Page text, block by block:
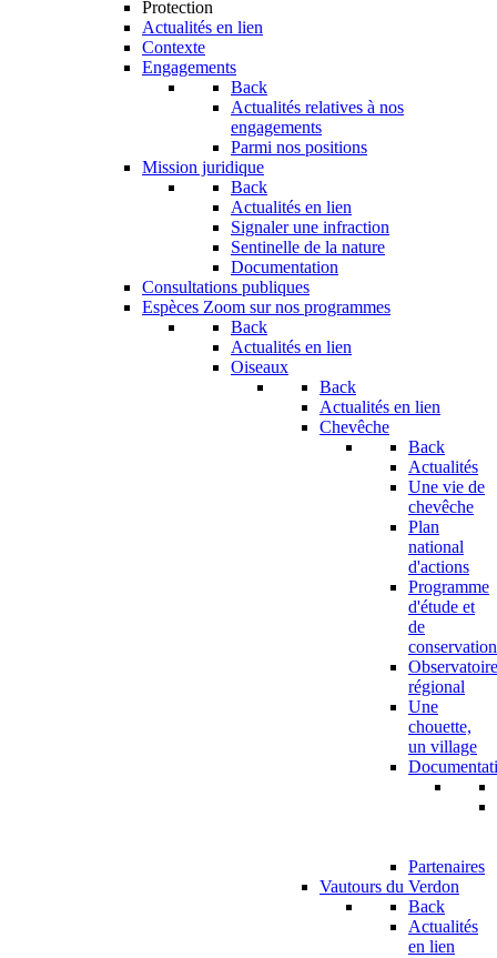
Protection
Actualités en lien
Contexte
Engagements
Back
Actualités relatives à nos
engagements
Parmi nos positions
Mission juridique
Back
Actualités en lien
Signaler une infraction
Sentinelle de la nature
Documentation
Consultations publiques
Espèces Zoom sur nos programmes
Back
Actualités en lien
Oiseaux
Back
Actualités en lien
Chevêche
Back
Actualités
Une vie de
chevêche
Plan
national
d'actions
Programme
d'étude et
de
conservation
Observatoire
régional
Une
chouette,
un village
Partenaires
Vautours du Verdon
Back
Actualités
en lien